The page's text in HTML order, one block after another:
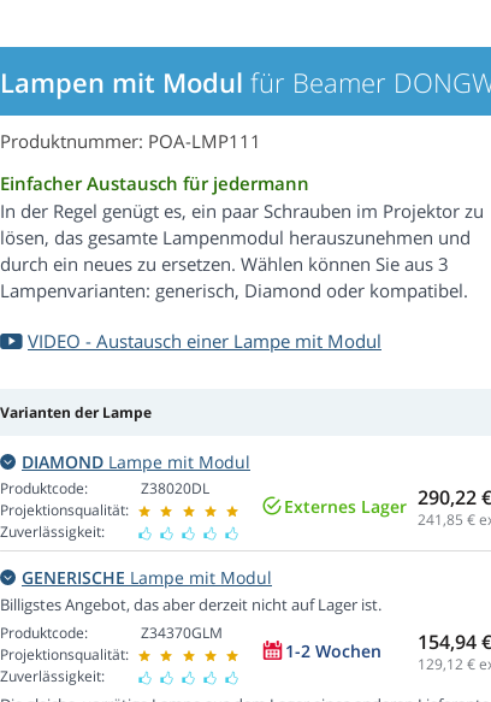
Lampen mit Modul für Beamer
Produktnummer: POA-LMP111
Einfacher Austausch für jedermann
In der Regel genügt es, ein paar Schrauben im Projektor zu
lösen, das gesamte Lampenmodul herauszunehmen und
durch ein neues zu ersetzen. Wählen können Sie aus 3
Lampenvarianten: generisch, Diamond oder kompatibel.
VIDEO - Austausch einer Lampe mit Modul
Varianten der Lampe
DIAMOND Lampe mit Modul
Produktcode:
Projektionsqualität:
Zuverlässigkeit:
Z38020DL
Externes Lager 290,22 €
241,85 €
GENERISCHE Lampe mit Modul
Billigstes Angebot, das aber derzeit nicht auf Lager ist.
Produktcode:
Projektionsqualität:
Zuverlässigkeit:
Z34370GLM
1-2 Wochen 154,94 €
129,12€